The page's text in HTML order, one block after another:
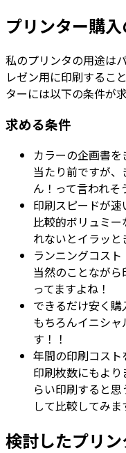
プリンター購
私のプリンタの用途は
レゼン用に印刷するこ
ターには以下の条件が
求める条件
カラーの企画書
当たり前ですが
ん！って言われそ
印刷スピードが速
比較的ボリュミ
れないとイラッ
ランニングコス
当然のことなが
ってますよね！
できるだけ安く購
もちろんイニシ
す！！
年間の印刷コスト
印刷枚数にもよ
らい印刷すると
して比較してみま
検討したプリ